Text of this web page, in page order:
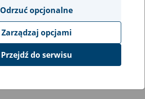
Odrzuć opcjonalne
Zarządzaj opcjami
Przejdź do serwisu